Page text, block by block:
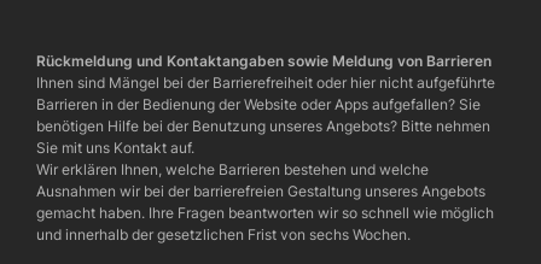
Rückmeldung und Kontaktangaben sowie Meldung von Barrieren
Ihnen sind Mängel bei der Barrierefreiheit oder hier nicht aufgeführte
Barrieren in der Bedienung der Website oder Apps aufgefallen? Sie
benötigen Hilfe bei der Benutzung unseres Angebots? Bitte nehmen
Sie mit uns Kontakt auf.
Wir erklären Ihnen, welche Barrieren bestehen und welche
Ausnahmen wir bei der barrierefreien Gestaltung unseres Angebots
gemacht haben. Ihre Fragen beantworten wir so schnell wie möglich
und innerhalb der gesetzlichen Frist von sechs Wochen.